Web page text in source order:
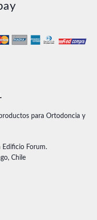
para Ortodoncia y
Edificio Forum.
Chile